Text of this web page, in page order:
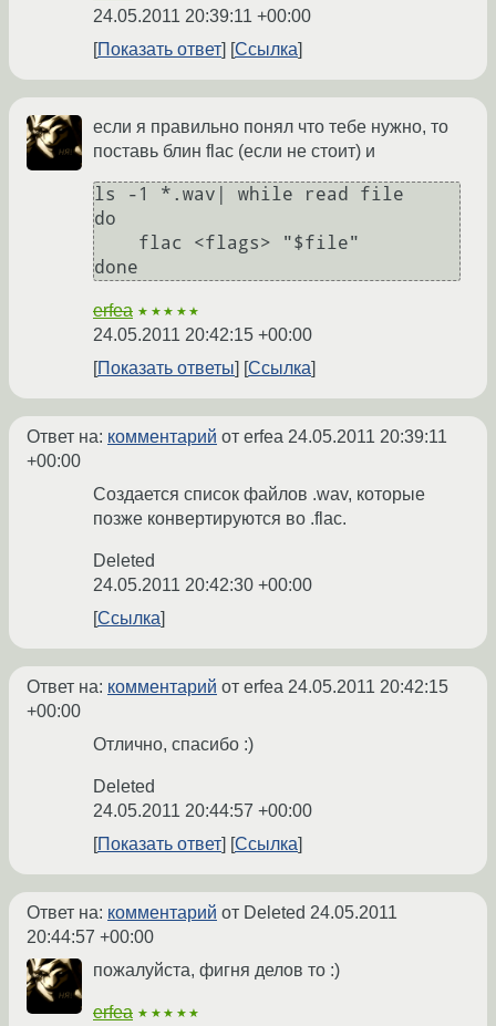
24.05.2011 20:39:11 +00:00
Показать ответ
Ссылка
если я правильно понял что тебе нужно, то
поставь блин flac (если не стоит) и
ls -1 *.wav| while read file
do
done
erfea ★★★★★
24.05.2011 20:42:15 +00:00
Показать ответы
Ссылка
Ответ на: комментарий от erfea 24.05.2011 20:39:11
+00:00
Создается список файлов .wav, которые
позже конвертируются во .flac.
Deleted
24.05.2011 20:42:30 +00:00
Ссылка
Ответ на: комментарий от erfea 24.05.2011 20:42:15
+00:00
Отлично, спасибо :)
Deleted
24.05.2011 20:44:57 +00:00
Показать ответ
Ссылка
Ответ на: комментарий от Deleted 24.05.2011
20:44:57 +00:00
пожалуйста, фигня делов то :)
erfea ★★★★★